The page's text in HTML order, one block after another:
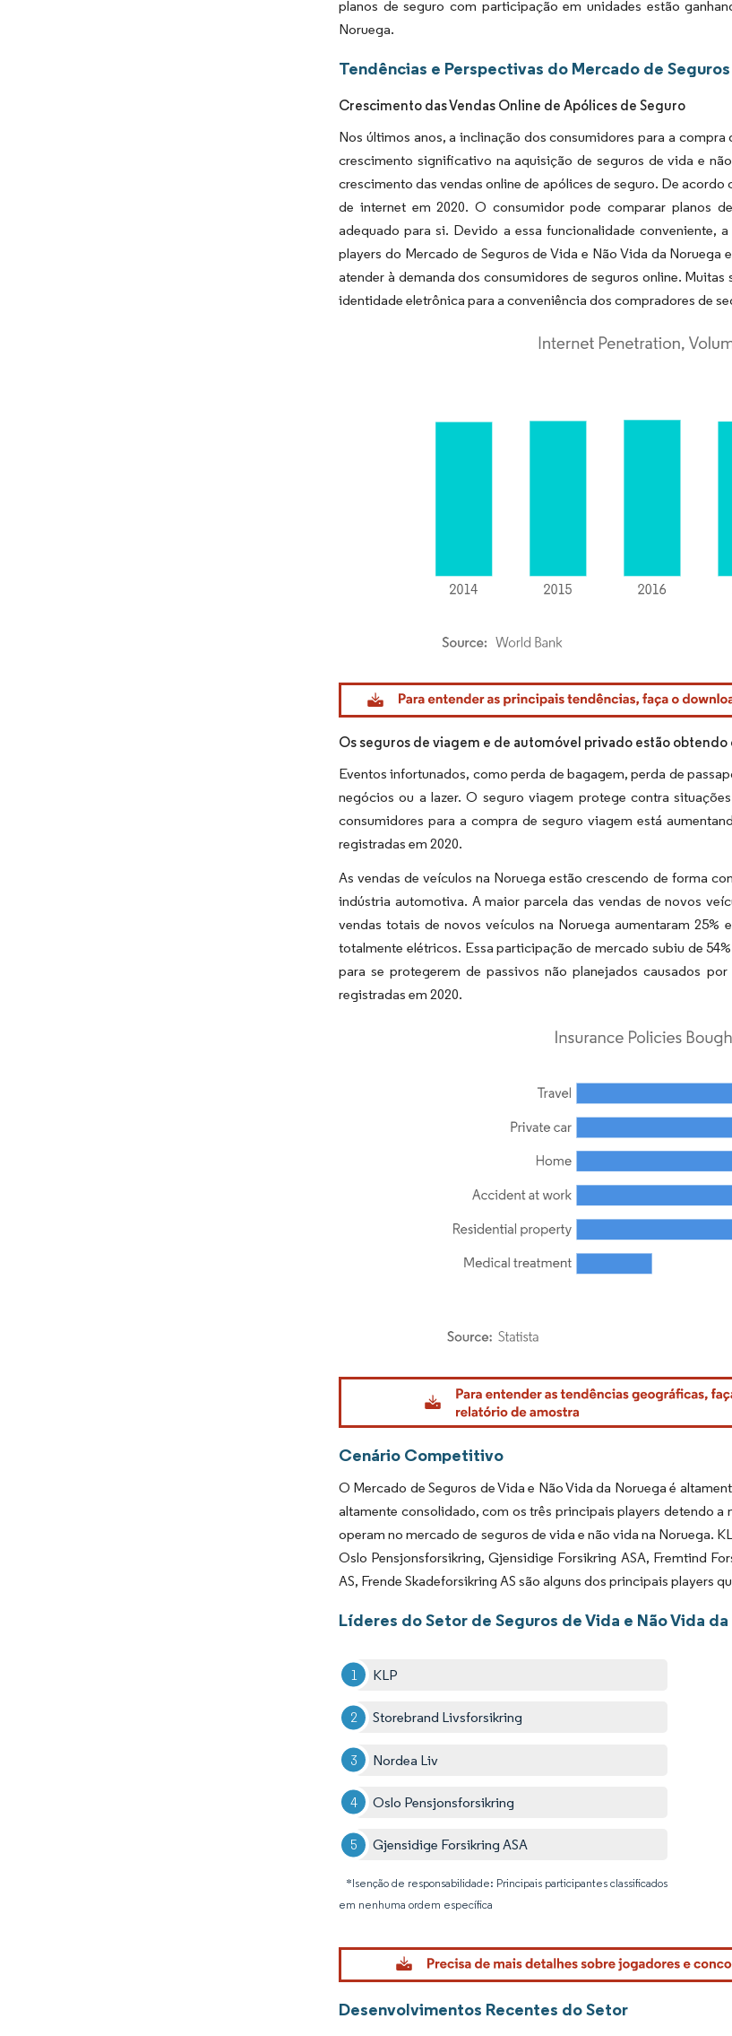
planos de seguro com participação em unidades estão
Noruega.
Tendências e Perspectivas do Mercado de
Crescimento das Vendas Online de Apólices de Seguro
Nos últimos anos, a inclinação dos consumidores para a
crescimento significativo na aquisição de seguros de vida e
crescimento das vendas online de apólices de seguro. De
de internet em 2020. O consumidor pode comparar planos
adequado para si. Devido a essa funcionalidade conveniente,
players do Mercado de Seguros de Vida e Não Vida da
atender à demanda dos consumidores de seguros online.
identidade eletrônica para a conveniência dos compradores de
Imagem © Mordor Intelligence. O reuso requer atribuição conforme CC BY 4.0.
Os seguros de viagem e de automóvel privado estão
Eventos infortunados, como perda de bagagem, perda de
negócios ou a lazer. O seguro viagem protege contra
consumidores para a compra de seguro viagem está
registradas em 2020.
As vendas de veículos na Noruega estão crescendo de forma
indústria automotiva. A maior parcela das vendas de novos
vendas totais de novos veículos na Noruega aumentaram 25%
totalmente elétricos. Essa participação de mercado subiu de
para se protegerem de passivos não planejados causados
registradas em 2020.
Imagem © Mordor Intelligence. O reuso requer atribuição conforme CC BY 4.0.
Cenário Competitivo
O Mercado de Seguros de Vida e Não Vida da Noruega é
altamente consolidado, com os três principais players detendo
operam no mercado de seguros de vida e não vida na Noruega.
Oslo Pensjonsforsikring, Gjensidige Forsikring ASA, Fremtind
AS, Frende Skadeforsikring AS são alguns dos principais players
Líderes do Setor de Seguros de Vida e Não Vida
KLP
Storebrand Livsforsikring
Nordea Liv
Oslo Pensjonsforsikring
Gjensidige Forsikring ASA
*Isenção de responsabilidade: Principais participantes classificados
em nenhuma ordem específica
Desenvolvimentos Recentes do Setor